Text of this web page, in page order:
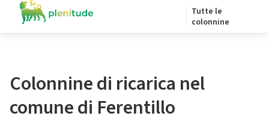
Tutte le
colonnine
Colonnine di ricarica nel
comune di Ferentillo